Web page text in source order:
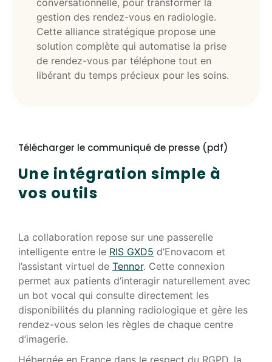
gestion des rendez-vous en radiologie.
Cette alliance stratégique propose une
solution complète qui automatise la prise
de rendez-vous par téléphone tout en
libérant du temps précieux pour les soins.
Télécharger le communiqué de presse (pdf)
Une intégration simple à
vos outils
La collaboration repose sur une passerelle
intelligente entre le RIS GXD5 d’Enovacom et
l’assistant virtuel de Tennor. Cette connexion
permet aux patients d’interagir naturellement avec
un bot vocal qui consulte directement les
disponibilités du planning radiologique et gère les
rendez-vous selon les règles de chaque centre
d’imagerie.
Hébergée en France dans le respect du RGPD, la